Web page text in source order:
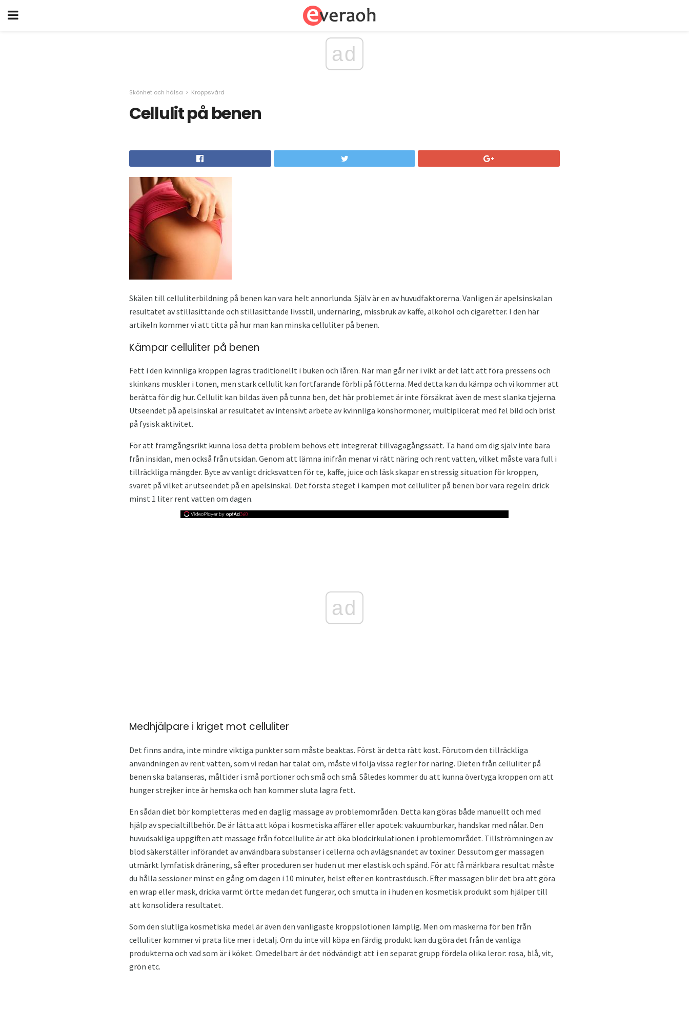
ad
Skönhet och hälsa Kroppsvård
Cellulit på benen
Skälen till celluliterbildning på benen kan vara helt annorlunda. Själv är en av huvudfaktorerna. Vanligen är apelsinskalan
resultatet av stillasittande och stillasittande livsstil, undernäring, missbruk av kaffe, alkohol och cigaretter. I den här
artikeln kommer vi att titta på hur man kan minska celluliter på benen.
Kämpar celluliter på benen
Fett i den kvinnliga kroppen lagras traditionellt i buken och låren. När man går ner i vikt är det lätt att föra pressens och
skinkans muskler i tonen, men stark cellulit kan fortfarande förbli på fötterna. Med detta kan du kämpa och vi kommer att
berätta för dig hur. Cellulit kan bildas även på tunna ben, det här problemet är inte försäkrat även de mest slanka tjejerna.
Utseendet på apelsinskal är resultatet av intensivt arbete av kvinnliga könshormoner, multiplicerat med fel bild och brist
på fysisk aktivitet.
För att framgångsrikt kunna lösa detta problem behövs ett integrerat tillvägagångssätt. Ta hand om dig själv inte bara
från insidan, men också från utsidan. Genom att lämna inifrån menar vi rätt näring och rent vatten, vilket måste vara full i
tillräckliga mängder. Byte av vanligt dricksvatten för te, kaffe, juice och läsk skapar en stressig situation för kroppen,
svaret på vilket är utseendet på en apelsinskal. Det första steget i kampen mot celluliter på benen bör vara regeln: drick
minst 1 liter rent vatten om dagen.
ad
Medhjälpare i kriget mot celluliter
Det finns andra, inte mindre viktiga punkter som måste beaktas. Först är detta rätt kost. Förutom den tillräckliga
användningen av rent vatten, som vi redan har talat om, måste vi följa vissa regler för näring. Dieten från celluliter på
benen ska balanseras, måltider i små portioner och små och små. Således kommer du att kunna övertyga kroppen om att
hunger strejker inte är hemska och han kommer sluta lagra fett.
En sådan diet bör kompletteras med en daglig massage av problemområden. Detta kan göras både manuellt och med
hjälp av specialtillbehör. De är lätta att köpa i kosmetiska affärer eller apotek: vakuumburkar, handskar med nålar. Den
huvudsakliga uppgiften att massage från fotcellulite är att öka blodcirkulationen i problemområdet. Tillströmningen av
blod säkerställer införandet av användbara substanser i cellerna och avlägsnandet av toxiner. Dessutom ger massagen
utmärkt lymfatisk dränering, så efter proceduren ser huden ut mer elastisk och spänd. För att få märkbara resultat måste
du hålla sessioner minst en gång om dagen i 10 minuter, helst efter en kontrastdusch. Efter massagen blir det bra att göra
en wrap eller mask, dricka varmt örtte medan det fungerar, och smutta in i huden en kosmetisk produkt som hjälper till
att konsolidera resultatet.
Som den slutliga kosmetiska medel är även den vanligaste kroppslotionen lämplig. Men om maskerna för ben från
celluliter kommer vi prata lite mer i detalj. Om du inte vill köpa en färdig produkt kan du göra det från de vanliga
produkterna och vad som är i köket. Omedelbart är det nödvändigt att i en separat grupp fördela olika leror: rosa, blå, vit,
grön etc.